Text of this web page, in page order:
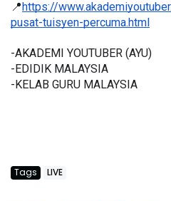
📍https://
pusat-tuisyen-percuma.html
-AKADEMI YOUTUBER (AYU)
-EDIDIK MALAYSIA
-KELAB GURU MALAYSIA
Tags LIVE